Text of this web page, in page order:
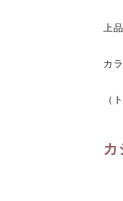
上
カ
（
カ